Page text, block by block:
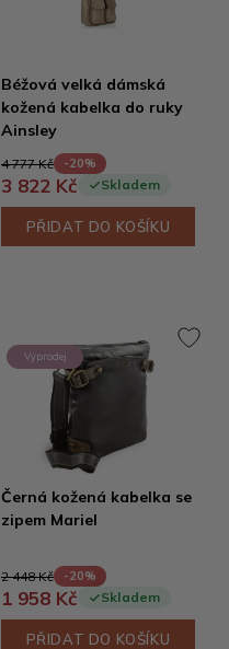
Béžová velká dámská
kožená kabelka do ruky
Ainsley
4 777 Kč -20%
3 822 Kč Skladem
PŘIDAT DO KOŠÍKU
Výprodej
Černá kožená kabelka se
zipem Mariel
2 448 Kč -20%
1 958 Kč Skladem
PŘIDAT DO KOŠÍKU